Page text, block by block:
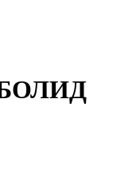
БОЛИД